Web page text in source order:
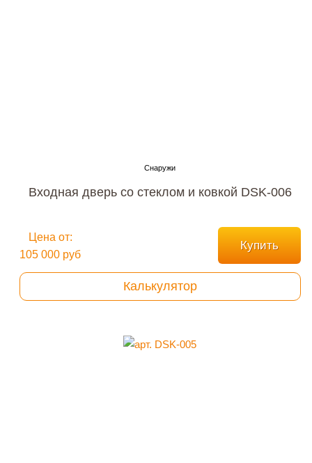
Входная дверь со стеклом и ковкой DSK-006
Цена от:
105 000 руб
Купить
Калькулятор